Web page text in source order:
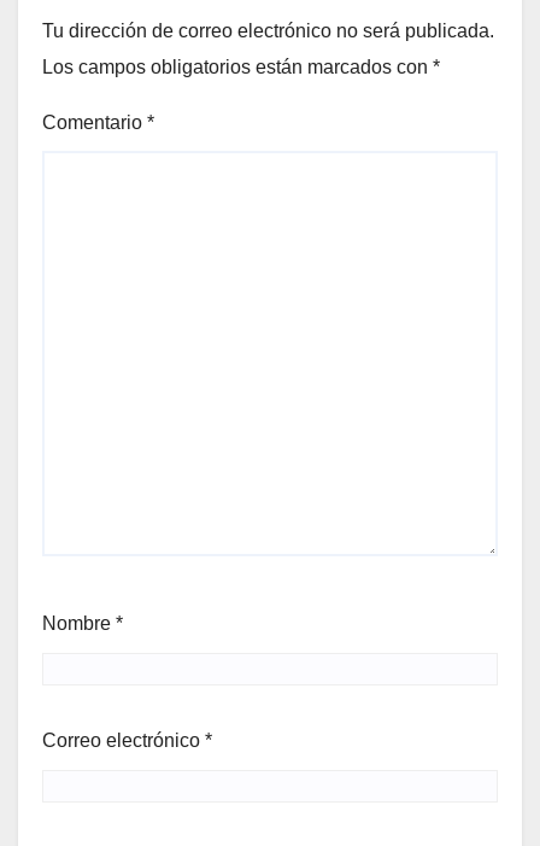
Tu dirección de correo electrónico no será publicada.
Los campos obligatorios están marcados con *
Comentario *
Nombre *
Correo electrónico *